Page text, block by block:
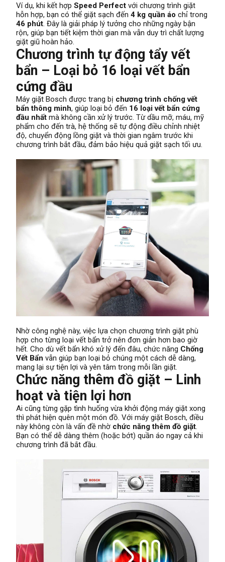
Ví dụ, khi kết hợp Speed Perfect với chương trình giặt
hỗn hợp, bạn có thể giặt sạch đến 4 kg quần áo chỉ trong
46 phút. Đây là giải pháp lý tưởng cho những ngày bận
rộn, giúp bạn tiết kiệm thời gian mà vẫn duy trì chất lượng
giặt giũ hoàn hảo.
Chương trình tự động tẩy vết
bẩn – Loại bỏ 16 loại vết bẩn
cứng đầu
Máy giặt Bosch được trang bị chương trình chống vết
bẩn thông minh, giúp loại bỏ đến 16 loại vết bẩn cứng
đầu nhất mà không cần xử lý trước. Từ dầu mỡ, máu, mỹ
phẩm cho đến trà, hệ thống sẽ tự động điều chỉnh nhiệt
độ, chuyển động lồng giặt và thời gian ngâm trước khi
chương trình bắt đầu, đảm bảo hiệu quả giặt sạch tối ưu.
Nhờ công nghệ này, việc lựa chọn chương trình giặt phù
hợp cho từng loại vết bẩn trở nên đơn giản hơn bao giờ
hết. Cho dù vết bẩn khó xử lý đến đâu, chức năng Chống
Vết Bẩn vẫn giúp bạn loại bỏ chúng một cách dễ dàng,
mang lại sự tiện lợi và yên tâm trong mỗi lần giặt.
Chức năng thêm đồ giặt – Linh
hoạt và tiện lợi hơn
Ai cũng từng gặp tình huống vừa khởi động máy giặt xong
thì phát hiện quên một món đồ. Với máy giặt Bosch, điều
này không còn là vấn đề nhờ chức năng thêm đồ giặt.
Bạn có thể dễ dàng thêm (hoặc bớt) quần áo ngay cả khi
chương trình đã bắt đầu.